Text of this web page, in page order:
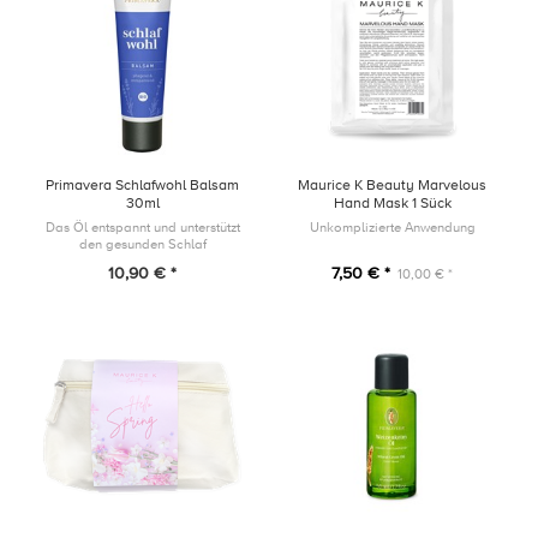
Primavera Schlafwohl Balsam
30ml
Das Öl entspannt und unterstützt
den gesunden Schlaf
10,90 € *
Maurice K Beauty Marvelous
Hand Mask 1 Sück
Unkomplizierte Anwendung
7,50 € * 10,00 € *